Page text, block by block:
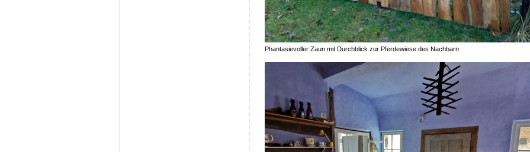
Phantasievoller Zaun mit Durchblick zur Pferdewiese des Nachbarn